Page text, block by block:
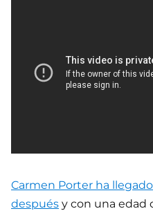
Carmen Porter ha
después y con una edad